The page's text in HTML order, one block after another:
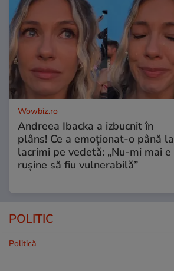
Wowbiz.ro
Andreea Ibacka a izbucnit în
plâns! Ce a emoționat-o până la
lacrimi pe vedetă: „Nu-mi mai e
rușine să fiu vulnerabilă”
POLITIC
Politică